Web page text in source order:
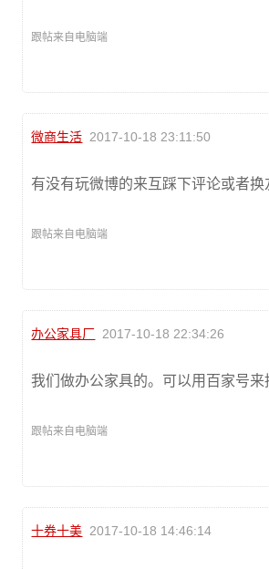
跟帖来自电脑端
微商生活 2017-10-18 23:11:50
有没有玩微博的来互踩下评论或者换
跟帖来自电脑端
办公家具厂 2017-10-18 22:34:26
我们做办公家具的。可以用百家号来
跟帖来自电脑端
十券十美 2017-10-18 14:46:14